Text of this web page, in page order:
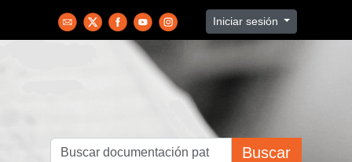
Iniciar sesión
Buscar